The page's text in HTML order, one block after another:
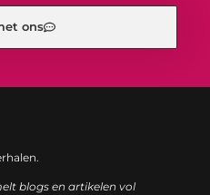
ons
blogs en artikelen vol